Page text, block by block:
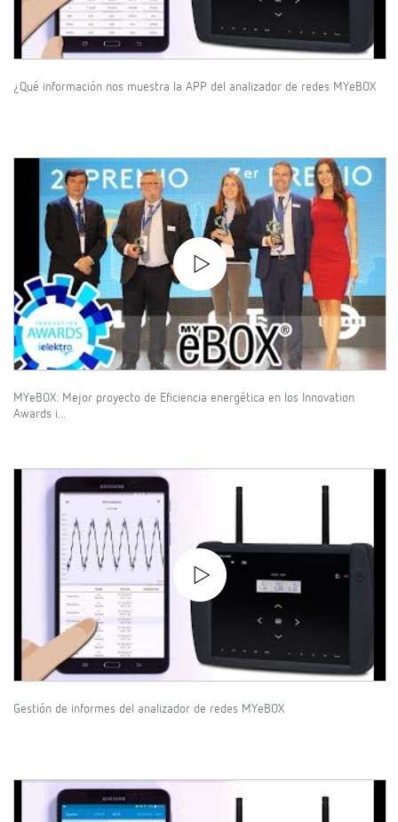
¿Qué información nos muestra la APP del analizador de redes MYeBOX
MYeBOX: Mejor proyecto de Eficiencia energética en los Innovation
Awards i...
Gestión de informes del analizador de redes MYeBOX